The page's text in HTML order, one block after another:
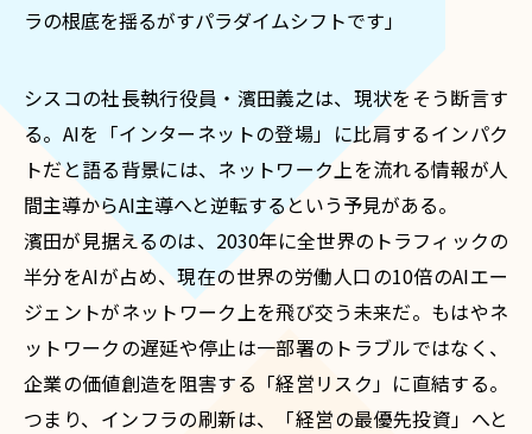
ラの根底を揺るがすパラダイムシフトです」
シスコの社長執行役員・濱田義之は、現状をそう断言す
る。AIを「インターネットの登場」に比肩するインパク
トだと語る背景には、ネットワーク上を流れる情報が人
間主導からAI主導へと逆転するという予見がある。
濱田が見据えるのは、2030年に全世界のトラフィックの
半分をAIが占め、現在の世界の労働人口の10倍のAIエー
ジェントがネットワーク上を飛び交う未来だ。もはやネ
ットワークの遅延や停止は一部署のトラブルではなく、
企業の価値創造を阻害する「経営リスク」に直結する。
つまり、インフラの刷新は、「経営の最優先投資」へと